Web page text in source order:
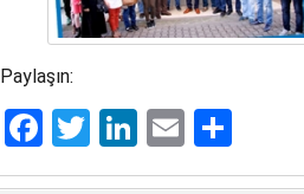
Paylaşın:
Facebook
Twitter
LinkedIn
Email